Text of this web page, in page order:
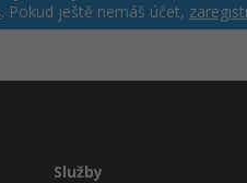
. Pokud ještě nemáš účet,
Služby